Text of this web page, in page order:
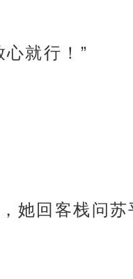
就行！”
她回客栈问苏